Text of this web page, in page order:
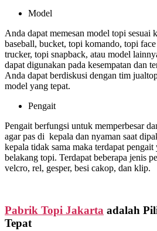
Model
Anda dapat memesan model topi sesuai
baseball, bucket, topi komando, topi
trucker, topi snapback, atau model
dapat digunakan pada kesempatan dan
Anda dapat berdiskusi dengan tim
model yang tepat.
Pengait
Pengait berfungsi untuk memperbesar
agar pas di kepala dan nyaman saat
kepala tidak sama maka terdapat
belakang topi. Terdapat beberapa jenis
velcro, rel, gesper, besi cakop, dan klip.
Pabrik Topi Jakarta adalah
Tepat